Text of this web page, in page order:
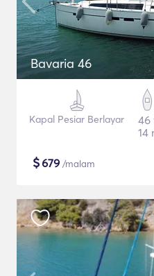
Bavaria 46
Kapal Pesiar Berlayar
46
14
$679 /malam